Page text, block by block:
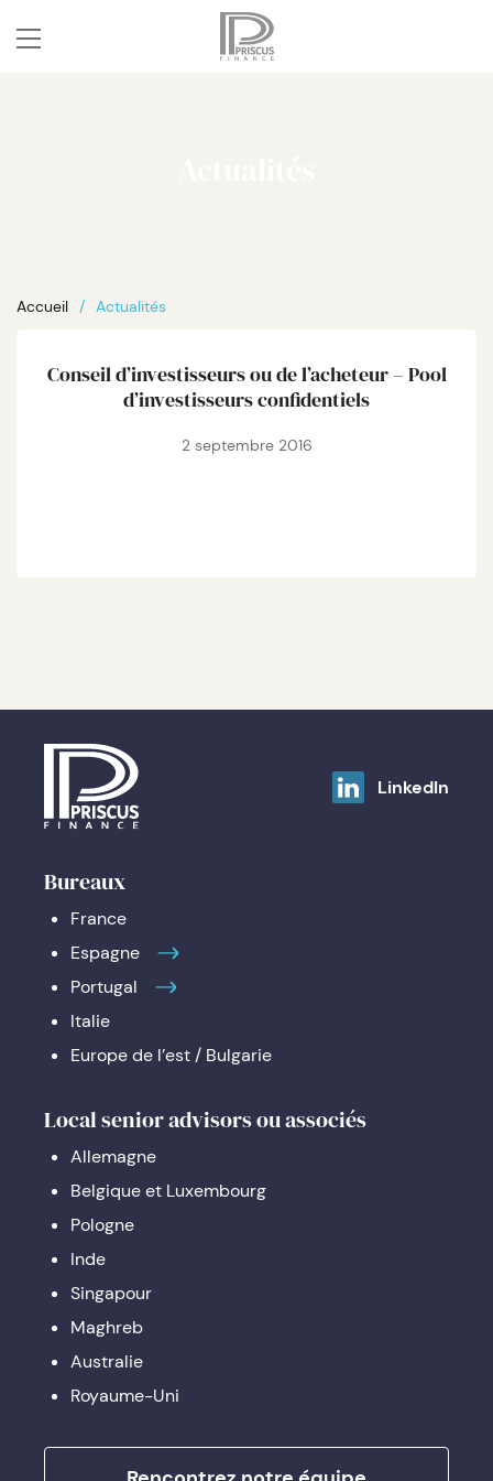
Accueil Actualités
Conseil d’investisseurs ou de l’acheteur – Pool
d’investisseurs confidentiels
2 septembre 2016
LinkedIn
Bureaux
France
Espagne
Portugal
Italie
Europe de l’est / Bulgarie
Local senior advisors ou associés
Allemagne
Belgique et Luxembourg
Pologne
Inde
Singapour
Maghreb
Australie
Royaume-Uni